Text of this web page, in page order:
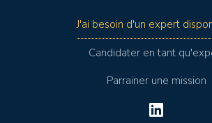
J'ai besoin d'un expert
Candidater en tant
Parrainer une mission